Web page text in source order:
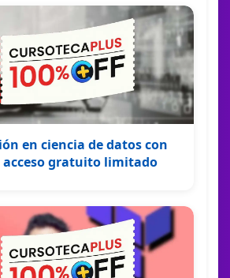
en ciencia de datos con
acceso gratuito limitado